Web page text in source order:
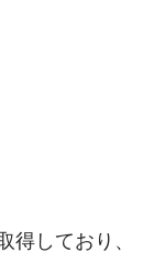
得しており、